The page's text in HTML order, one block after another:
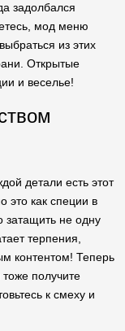
задолбался
мод меню
из этих
Открытые
и веселье!
детали есть этот
это как специи в
затащить не одну
терпения,
контентом! Теперь
получите
к смеху и